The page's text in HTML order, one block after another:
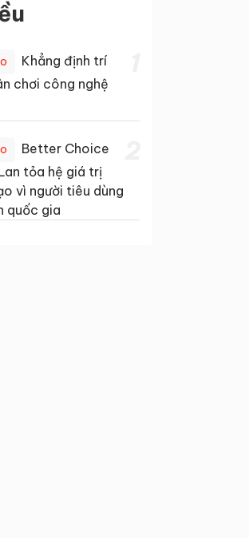
Khẳng định trí
chơi công nghệ
Better Choice
tỏa hệ giá trị
vì người tiêu dùng
quốc gia